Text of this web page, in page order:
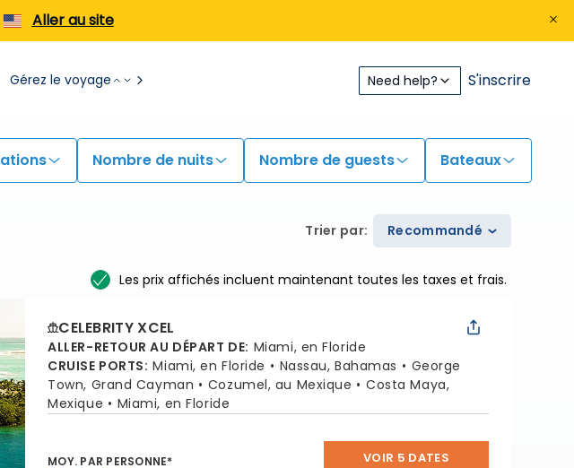
Aller au site
Gérez le voyage Need help? S'inscrire
Nombre de nuits Nombre de guests Bateaux
Trier par: Recommandé
Les prix affichés incluent maintenant toutes les taxes et frais.
CELEBRITY XCEL
ALLER-RETOUR AU DÉPART DE: Miami, en Floride
CRUISE PORTS: Miami, en Floride Nassau, Bahamas
George
Town, Grand Cayman
Cozumel, au Mexique
Costa Maya,
Mexique
Miami, en Floride
MOY. PAR PERSONNE*
VOIR 5 DATES